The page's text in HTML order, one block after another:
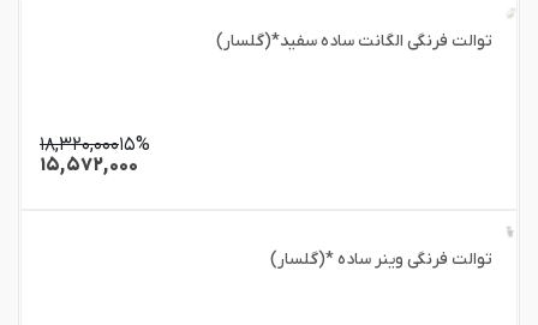
توالت فرنگی الگانت ساده سفید*(گلسار)
۱۸,۳۲۰,۰۰۰۱۵%
۱۵,۵۷۲,۰۰۰
توالت فرنگی وینر ساده *(گلسار)